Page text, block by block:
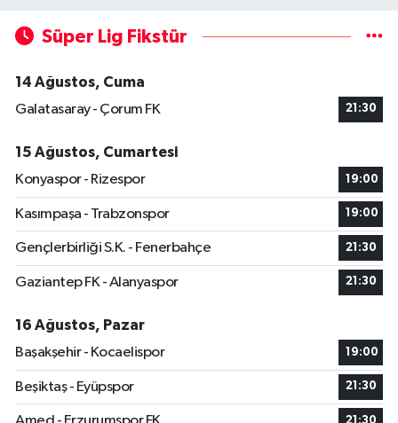
Süper Lig Fikstür
14 Ağustos, Cuma
Galatasaray - Çorum FK
21:30
15 Ağustos, Cumartesi
Konyaspor - Rizespor
19:00
Kasımpaşa - Trabzonspor 19:00
Gençlerbirliği S.K. - Fenerbahçe 21:30
Gaziantep FK - Alanyaspor 21:30
16 Ağustos, Pazar
Başakşehir - Kocaelispor
19:00
Beşiktaş - Eyüpspor 21:30
21:30